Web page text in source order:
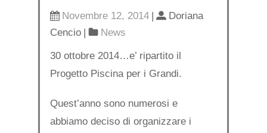
Novembre 12, 2014 |
Doriana
Cencio | News
30 ottobre 2014…e’ ripartito il
Progetto Piscina per i Grandi.
Quest’anno sono numerosi e
abbiamo deciso di organizzare i